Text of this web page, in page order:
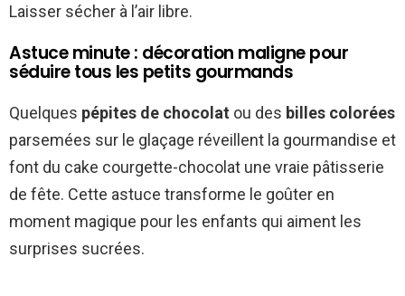
Laisser sécher à l’air libre.
Astuce minute : décoration maligne pour
séduire tous les petits gourmands
Quelques pépites de chocolat ou des billes colorées
parsemées sur le glaçage réveillent la gourmandise et
font du cake courgette-chocolat une vraie pâtisserie
de fête. Cette astuce transforme le goûter en
moment magique pour les enfants qui aiment les
surprises sucrées.